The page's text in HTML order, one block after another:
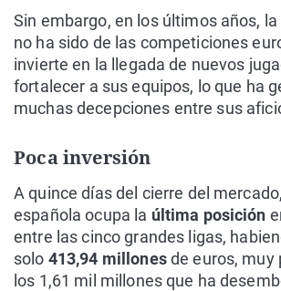
Sin embargo, en los últimos años,
no ha sido de las competiciones
invierte en la llegada de nuevos
fortalecer a sus equipos, lo que ha
muchas decepciones entre sus
Poca inversión
A quince días del cierre del
española ocupa la última posición
entre las cinco grandes ligas,
solo 413,94 millonesde euros, muy
los 1,61 mil millones que ha